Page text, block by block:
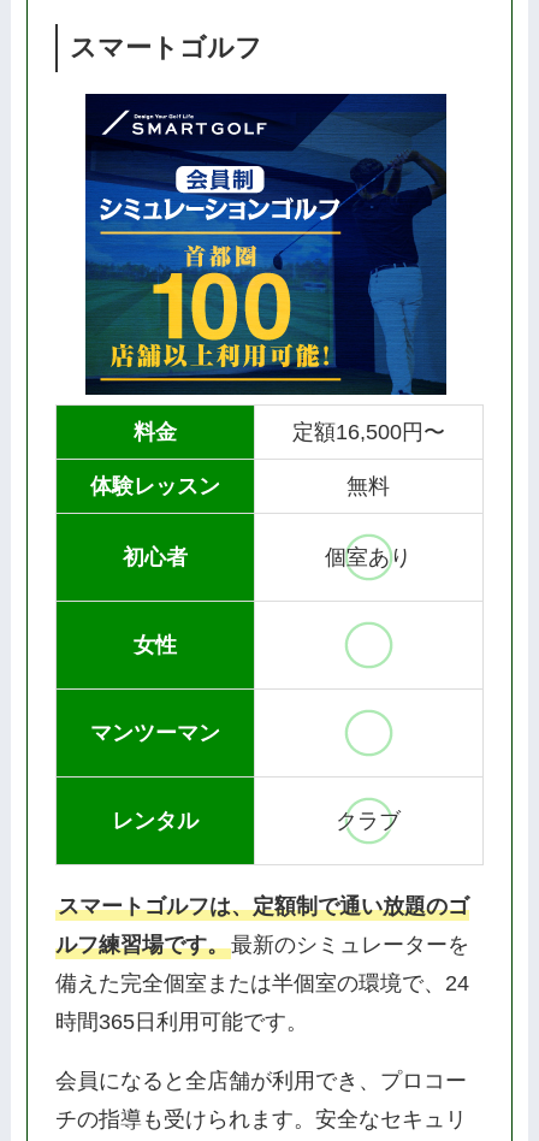
スマートゴルフ
料金 定額16,500円〜
体験レッスン 無料
初心者 個室あり
女性
マンツーマン
レンタル クラブ
スマートゴルフは、定額制で通い放題のゴ
ルフ練習場です。最新のシミュレーターを
備えた完全個室または半個室の環境で、24
時間365日利用可能です。
会員になると全店舗が利用でき、プロコー
チの指導も受けられます。安全なセキュリ